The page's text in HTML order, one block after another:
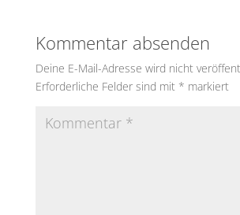
Kommentar absenden
Deine E-Mail-Adresse wird nicht
Erforderliche Felder sind mit * markiert